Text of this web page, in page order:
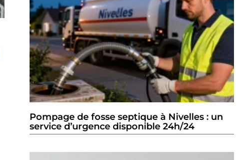
Pompage de fosse septique à Nivelles : un
service d’urgence disponible 24h/24